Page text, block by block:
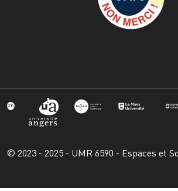
© 2023 - 2025 - UMR 6590 - Espaces et